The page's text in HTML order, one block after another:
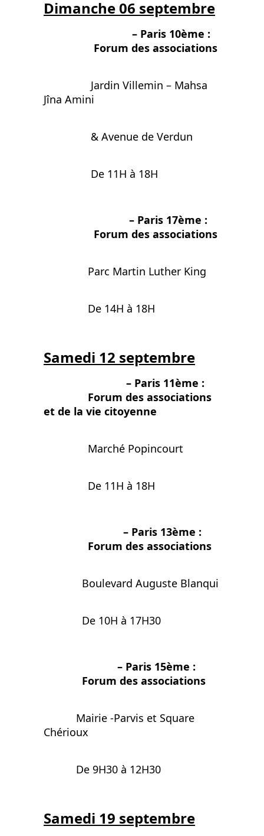
Dimanche 06 septembre
– Paris 10ème :
Forum des associations
Jardin Villemin – Mahsa
Jîna Amini
& Avenue de Verdun
De 11H à 18H
– Paris 17ème :
Forum des associations
Parc Martin Luther King
De 14H à 18H
Samedi 12 septembre
– Paris 11ème :
Forum des associations
et de la vie citoyenne
Marché Popincourt
De 11H à 18H
– Paris 13ème :
Forum des associations
Boulevard Auguste Blanqui
De 10H à 17H30
– Paris 15ème :
Forum des associations
Mairie -Parvis et Square
Chérioux
De 9H30 à 12H30
Samedi 19 septembre